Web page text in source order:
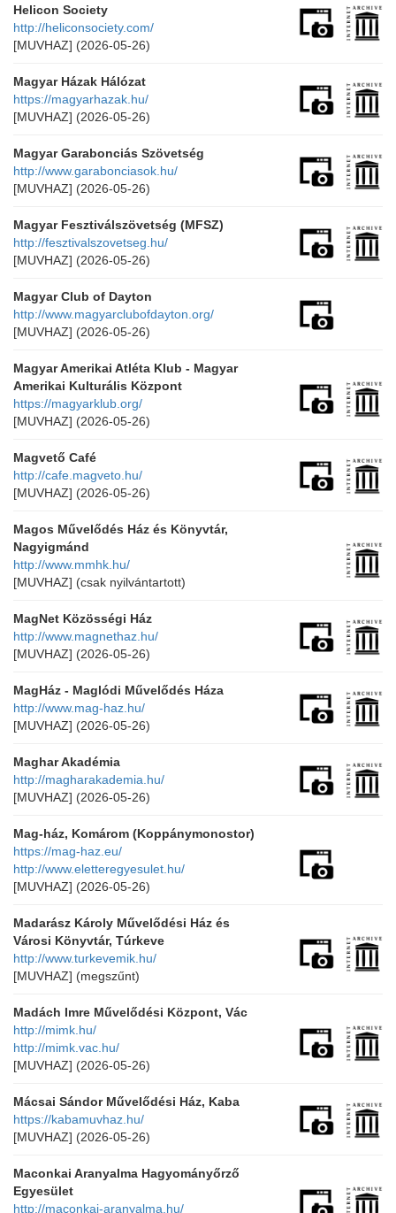
Helicon Society
http://heliconsociety.com/
[MUVHAZ] (2026-05-26)
Magyar Házak Hálózat
https://magyarhazak.hu/
[MUVHAZ] (2026-05-26)
Magyar Garabonciás Szövetség
http://www.garabonciasok.hu/
[MUVHAZ] (2026-05-26)
Magyar Fesztiválszövetség (MFSZ)
http://fesztivalszovetseg.hu/
[MUVHAZ] (2026-05-26)
Magyar Club of Dayton
http://www.magyarclubofdayton.org/
[MUVHAZ] (2026-05-26)
Magyar Amerikai Atléta Klub - Magyar
Amerikai Kulturális Központ
https://magyarklub.org/
[MUVHAZ] (2026-05-26)
Magvető Café
http://cafe.magveto.hu/
[MUVHAZ] (2026-05-26)
Magos Művelődés Ház és Könyvtár,
Nagyigmánd
http://www.mmhk.hu/
[MUVHAZ] (csak nyilvántartott)
MagNet Közösségi Ház
http://www.magnethaz.hu/
[MUVHAZ] (2026-05-26)
MagHáz - Maglódi Művelődés Háza
http://www.mag-haz.hu/
[MUVHAZ] (2026-05-26)
Maghar Akadémia
http://magharakademia.hu/
[MUVHAZ] (2026-05-26)
Mag-ház, Komárom (Koppánymonostor)
https://mag-haz.eu/
http://www.eletteregyesulet.hu/
[MUVHAZ] (2026-05-26)
Madarász Károly Művelődési Ház és
Városi Könyvtár, Túrkeve
http://www.turkevemik.hu/
[MUVHAZ] (megszűnt)
Madách Imre Művelődési Központ, Vác
http://mimk.hu/
http://mimk.vac.hu/
[MUVHAZ] (2026-05-26)
Mácsai Sándor Művelődési Ház, Kaba
https://kabamuvhaz.hu/
[MUVHAZ] (2026-05-26)
Maconkai Aranyalma Hagyományőrző
Egyesület
http://maconkai-aranyalma.hu/